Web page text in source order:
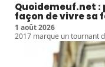
Quoidemeuf.net :
façon de vivre sa
1 août 2026
2017 marque un tournant